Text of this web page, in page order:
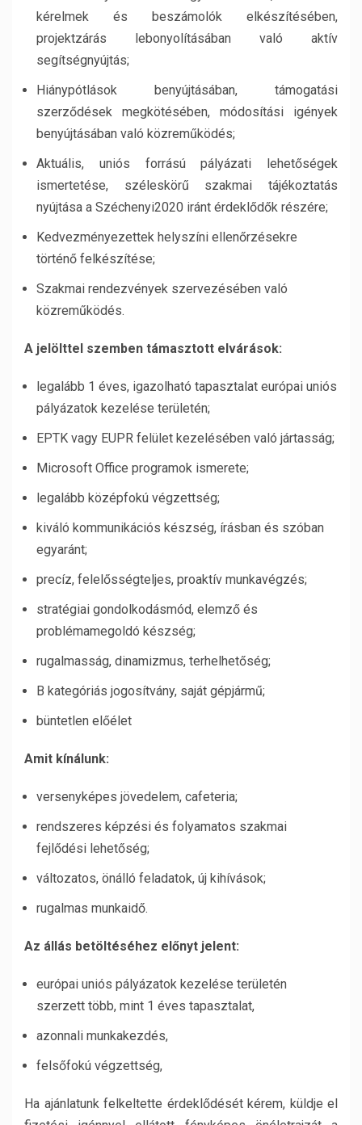
kérelmek és beszámolók elkészítésében,
projektzárás lebonyolításában való aktív
segítségnyújtás;
Hiánypótlások benyújtásában, támogatási
szerződések megkötésében, módosítási igények
benyújtásában való közreműködés;
Aktuális, uniós forrású pályázati lehetőségek
ismertetése, széleskörű szakmai tájékoztatás
nyújtása a Széchenyi2020 iránt érdeklődők részére;
Kedvezményezettek helyszíni ellenőrzésekre
történő felkészítése;
Szakmai rendezvények szervezésében való
közreműködés.
A jelölttel szemben támasztott elvárások:
legalább 1 éves, igazolható tapasztalat európai uniós
pályázatok kezelése területén;
EPTK vagy EUPR felület kezelésében való jártasság;
Microsoft Office programok ismerete;
legalább középfokú végzettség;
kiváló kommunikációs készség, írásban és szóban
egyaránt;
precíz, felelősségteljes, proaktív munkavégzés;
stratégiai gondolkodásmód, elemző és
problémamegoldó készség;
rugalmasság, dinamizmus, terhelhetőség;
B kategóriás jogosítvány, saját gépjármű;
büntetlen előélet
Amit kínálunk:
versenyképes jövedelem, cafeteria;
rendszeres képzési és folyamatos szakmai
fejlődési lehetőség;
változatos, önálló feladatok, új kihívások;
rugalmas munkaidő.
Az állás betöltéséhez előnyt jelent:
európai uniós pályázatok kezelése területén
szerzett több, mint 1 éves tapasztalat,
azonnali munkakezdés,
felsőfokú végzettség,
Ha ajánlatunk felkeltette érdeklődését kérem, küldje el